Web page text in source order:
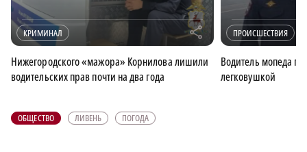
КРИМИНАЛ r
Нижегородского «мажора» Корнилова лишили
водительских прав почти на два года
ПРОИСШЕСТВИЯ
Водитель мопеда
легковушкой
ОБЩЕСТВО ЛИВЕНЬ ПОГОДА